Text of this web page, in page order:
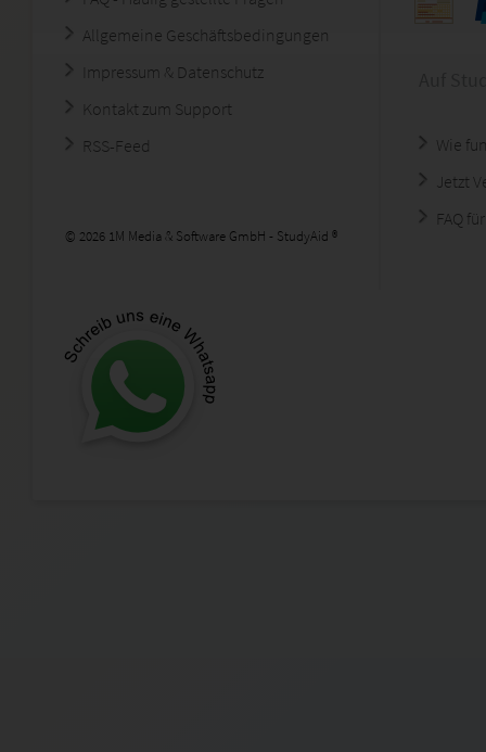
Allgemeine Geschäftsbedingungen
Impressum & Datenschutz
Kontakt zum Support
RSS-Feed
© 2026 1M Media & Software GmbH - StudyAid ®
Wie
Jetzt
FAQ